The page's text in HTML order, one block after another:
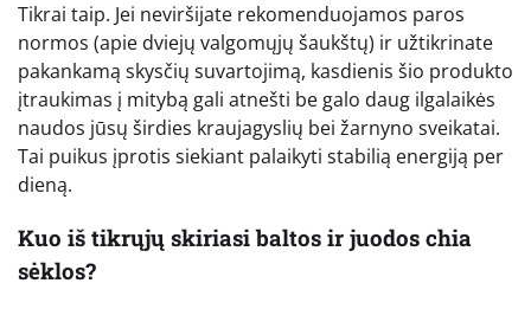
Tikrai taip. Jei neviršijate rekomenduojamos paros
normos (apie dviejų valgomųjų šaukštų) ir užtikrinate
pakankamą skysčių suvartojimą, kasdienis šio produkto
įtraukimas į mitybą gali atnešti be galo daug ilgalaikės
naudos jūsų širdies kraujagyslių bei žarnyno sveikatai.
Tai puikus įprotis siekiant palaikyti stabilią energiją per
dieną.
Kuo iš tikrųjų skiriasi baltos ir juodos chia
sėklos?